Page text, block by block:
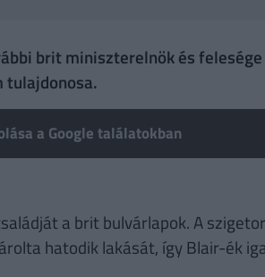
brit miniszterelnök és
a Google találatokban
a brit bulvárlapok. A
hatodik lakását, így Blair-ék